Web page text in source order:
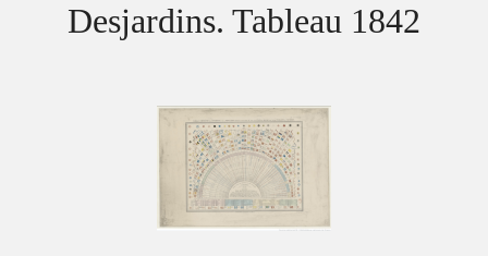
Desjardins. Tableau 1842